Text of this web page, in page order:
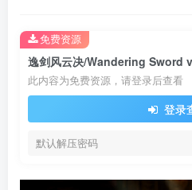
此内容为免费资源，请登录后查看
登录
默认解压密码
免费资源